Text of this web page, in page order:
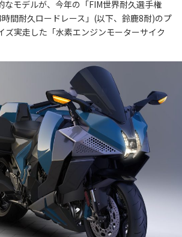
なモデルが、今年の「FIM世界耐久選手権
間耐久ロードレース」(以下、鈴鹿8耐)のプ
ズ実走した「水素エンジンモーターサイク